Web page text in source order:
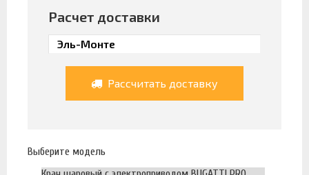
Расчет доставки
Рассчитать доставку
Выберите модель